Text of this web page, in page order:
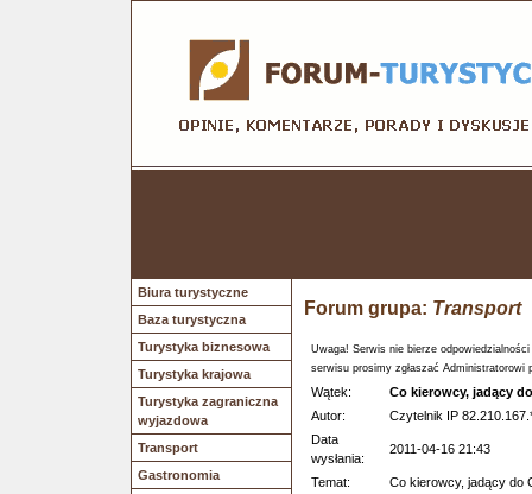
Biura turystyczne
Baza turystyczna
Turystyka biznesowa
Turystyka krajowa
Turystyka zagraniczna
wyjazdowa
Transport
Gastronomia
Forum grupa: Transport
Uwaga! Serwis nie bierze
serwisu prosimy zgłaszać Administratorowi
Wątek:
Co kierowcy, jadący
Autor:
Czytelnik IP
Data
wysłania:
2011-04-16 21:43
Temat:
Co kierowcy, jadący do